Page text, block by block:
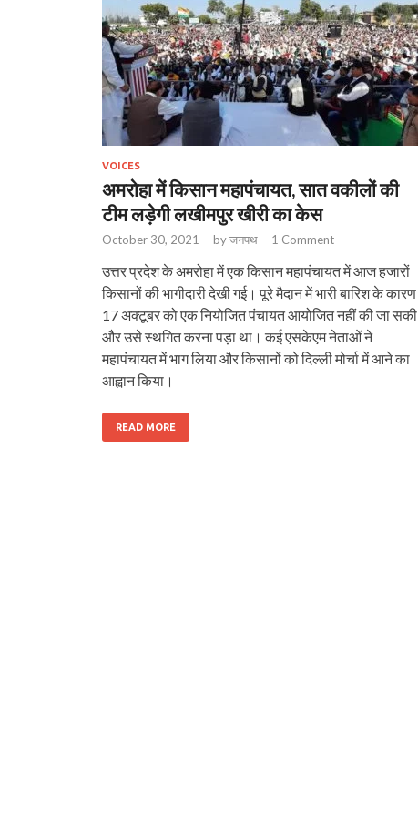
VOICES
अमरोहा में किसान महापंचायत, सात वकीलों की
टीम लड़ेगी लखीमपुर खीरी का केस
October 30, 2021 - byजनपथ - 1 Comment
उत्तर प्रदेश के अमरोहा में एक किसान महापंचायत में आज हजारों
किसानों की भागीदारी देखी गई। पूरे मैदान में भारी बारिश के कारण
17 अक्टूबर को एक नियोजित पंचायत आयोजित नहीं की जा सकी
और उसे स्थगित करना पड़ा था। कई एसकेएम नेताओं ने
महापंचायत में भाग लिया और किसानों को दिल्ली मोर्चा में आने का
आह्वान किया।
READ MORE